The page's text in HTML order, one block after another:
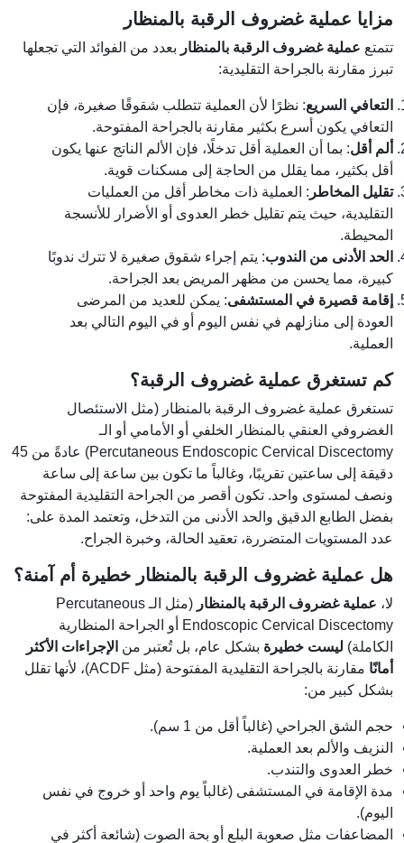
مزايا عملية غضروف الرقبة بالمنظار
تتمتع عملية غضروف الرقبة بالمنظار بعدد من الفوائد التي تجعلها
تبرز مقارنة بالجراحة التقليدية:
التعافي السريع: نظرًا لأن العملية تتطلب شقوقًا صغيرة، فإن
التعافي يكون أسرع بكثير مقارنة بالجراحة المفتوحة.
ألم أقل: بما أن العملية أقل تدخلًا، فإن الألم الناتج عنها يكون
أقل بكثير، مما يقلل من الحاجة إلى مسكنات قوية.
تقليل المخاطر : العملية ذات مخاطر أقل من العمليات
التقليدية، حيث يتم تقليل خطر العدوى أو الأضرار للأنسجة
المحيطة.
الحد الأدنى من الندوب: يتم إجراء شقوق صغيرة لا تترك ندوبًا
كبيرة، مما يحسن من مظهر المريض بعد الجراحة.
إقامة قصيرة في المستشفى: يمكن للعديد من المرضى
العودة إلى منازلهم في نفس اليوم أو في اليوم التالي بعد
العملية.
كم تستغرق عملية غضروف الرقبة؟
تستغرق عملية غضروف الرقبة بالمنظار (مثل الاستئصال
الغضروفي العنقي بالمنظار الخلفي أو الأمامي أو الـ
Percutaneous Endoscopic Cervical Discectomy) عادةً من 45
دقيقة إلى ساعتين تقريبًا، وغالباً ما تكون بين ساعة إلى ساعة
ونصف لمستوى واحد. تكون أقصر من الجراحة التقليدية المفتوحة
بفضل الطابع الدقيق والحد الأدنى من التدخل، وتعتمد المدة على:
عدد المستويات المتضررة، تعقيد الحالة، وخبرة الجراح.
هل عملية غضروف الرقبة بالمنظار خطيرة أم آمنة؟
لا، عملية غضروف الرقبة بالمنظار
(مثل الـ Percutaneous
Endoscopic Cervical Discectomy أو الجراحة المنظارية
الكاملة) ليست خطيرة بشكل عام، بل تُعتبر من الإجراءات الأكثر
أمانًا
مقارنة بالجراحة التقليدية المفتوحة (مثل ACDF)، لأنها تقلل
بشكل كبير من:
حجم الشق الجراحي (غالباً أقل من 1 سم).
النزيف والألم بعد العملية.
خطر العدوى والتندب.
مدة الإقامة في المستشفى (غالباً يوم واحد أو خروج في نفس
اليوم).
المضاعفات مثل صعوبة البلع أو بحة الصوت (شائعة أكثر في